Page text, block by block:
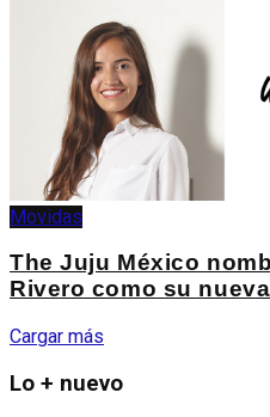
Movidas
The Juju México
Rivero como su
Cargar más
Lo + nuevo